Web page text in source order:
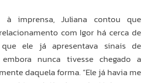
à imprensa, Juliana contou que
com Igor há cerca de
ele já apresentava sinais de
embora nunca tivesse chegado a
daquela forma. “Ele já havia me